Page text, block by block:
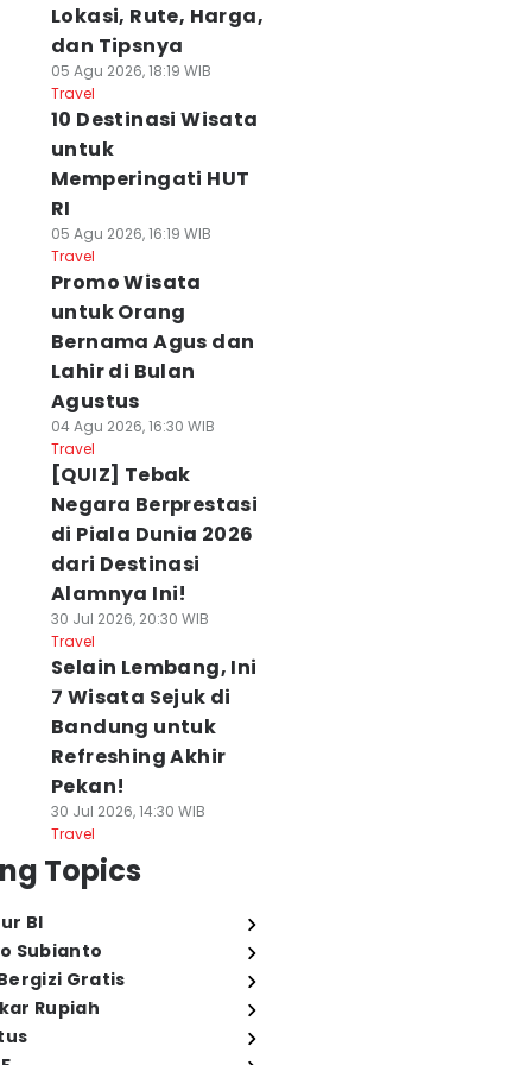
Lokasi, Rute, Harga,
dan Tipsnya
05 Agu 2026, 18:19 WIB
Travel
10 Destinasi Wisata
untuk
Memperingati HUT
RI
05 Agu 2026, 16:19 WIB
Travel
Promo Wisata
untuk Orang
Bernama Agus dan
Lahir di Bulan
Agustus
04 Agu 2026, 16:30 WIB
Travel
[QUIZ] Tebak
Negara Berprestasi
di Piala Dunia 2026
dari Destinasi
Alamnya Ini!
30 Jul 2026, 20:30 WIB
Travel
Selain Lembang, Ini
7 Wisata Sejuk di
Bandung untuk
Refreshing Akhir
Pekan!
30 Jul 2026, 14:30 WIB
Travel
Topics
BI
Subianto
Gratis
Rupiah